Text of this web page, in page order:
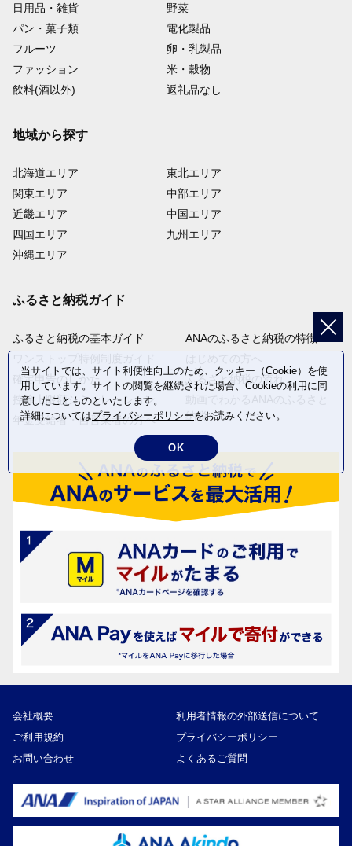
日用品・雑貨
野菜
パン・菓子類
電化製品
フルーツ
卵・乳製品
ファッション
米・穀物
飲料(酒以外)
返礼品なし
地域から探す
北海道エリア
関東エリア
近畿エリア
四国エリア
沖縄エリア
東北エリア
中部エリア
中国エリア
九州エリア
ふるさと納税ガイド
ふるさと納税の基本ガイド
確定申告のしかた
控除上限額シミュレーション
年金受給者・自営業者の方へ
ANAのふるさと納税の特徴
ふるさと納税の流れ
納税
会社概要
利用者情報の外部送信について
ご利用規約
プライバシーポリシー
お問い合わせ
よくあるご質問
当サイトでは、サイト利便性向上のため、クッキー（Cookie）を使
用しています。サイトの閲覧を継続された場合、Cookieの利用に同
意したことものといたします。
詳細についてはプライバシーポリシーをお読みください。
OK